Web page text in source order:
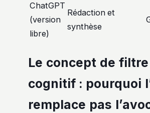
ChatGPT
(version
libre)
Rédaction et
synthèse
Le concept de filtre
cognitif : pourquoi
remplace pas